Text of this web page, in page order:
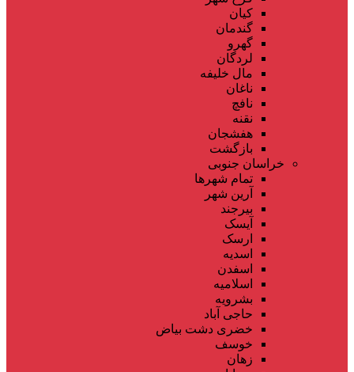
کیان
گندمان
گهرو
لردگان
مال خلیفه
ناغان
نافچ
نقنه
هفشجان
بازگشت
خراسان جنوبی
تمام شهر‌ها
آرین شهر
بیرجند
آیسک
ارسک
اسدیه
اسفدن
اسلامیه
بشرویه
حاجی آباد
خضری دشت بیاض
خوسف
زهان